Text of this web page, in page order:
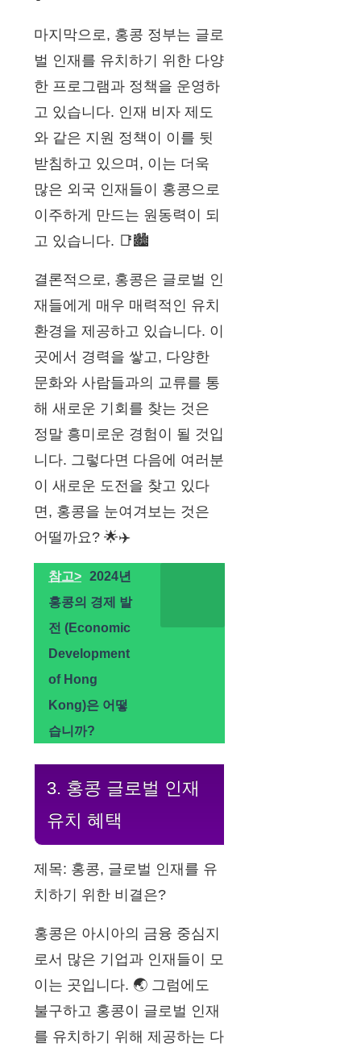
마지막으로, 홍콩 정부는 글로
벌 인재를 유치하기 위한 다양
한 프로그램과 정책을 운영하
고 있습니다. 인재 비자 제도
와 같은 지원 정책이 이를 뒷
받침하고 있으며, 이는 더욱
많은 외국 인재들이 홍콩으로
이주하게 만드는 원동력이 되
고 있습니다. 📑🏙️
결론적으로, 홍콩은 글로벌 인
재들에게 매우 매력적인 유치
환경을 제공하고 있습니다. 이
곳에서 경력을 쌓고, 다양한
문화와 사람들과의 교류를 통
해 새로운 기회를 찾는 것은
정말 흥미로운 경험이 될 것입
니다. 그렇다면 다음에 여러분
이 새로운 도전을 찾고 있다
면, 홍콩을 눈여겨보는 것은
어떨까요? 🌟✈️
참고> 2024년
홍콩의 경제 발
전 (Economic
Development
of Hong
Kong)은 어떻
습니까?
3. 홍콩 글로벌 인재
유치 혜택
제목: 홍콩, 글로벌 인재를 유
치하기 위한 비결은?
홍콩은 아시아의 금융 중심지
로서 많은 기업과 인재들이 모
이는 곳입니다. 🌏 그럼에도
불구하고 홍콩이 글로벌 인재
를 유치하기 위해 제공하는 다